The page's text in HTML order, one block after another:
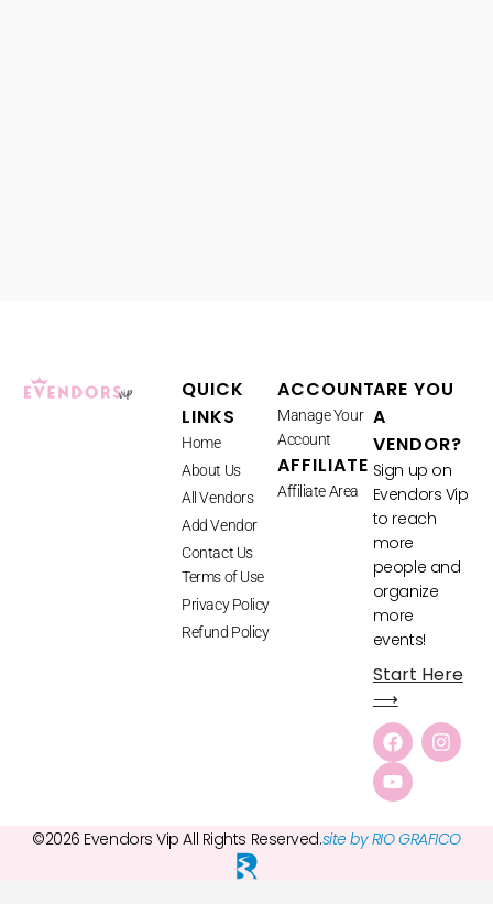
QUICK
LINKS
Home
About Us
All Vendors
Add Vendor
Contact Us
Terms of Use
Privacy Policy
Refund Policy
ACCOUNT
Manage Your
Account
AFFILIATE
Affiliate Area
ARE YOU
A
VENDOR?
Sign up on
Evendors Vip
to reach
more
people and
organize
more
events!
Start Here
⟶
©2026 Evendors Vip All Rights Reserved.site by RIO GRAFICO